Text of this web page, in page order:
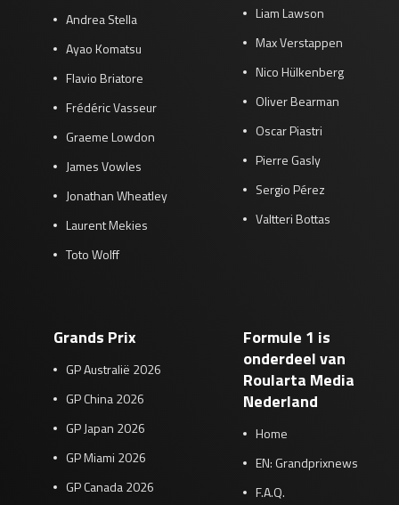
Andrea Stella
Ayao Komatsu
Flavio Briatore
Frédéric Vasseur
Graeme Lowdon
James Vowles
Jonathan Wheatley
Laurent Mekies
Toto Wolff
Liam Lawson
Max Verstappen
Nico Hülkenberg
Oliver Bearman
Oscar Piastri
Pierre Gasly
Sergio Pérez
Valtteri Bottas
Grands Prix
GP Australië 2026
GP China 2026
GP Japan 2026
GP Miami 2026
GP Canada 2026
Formule 1 is
onderdeel van
Roularta Media
Nederland
Home
EN: Grandprixnews
F.A.Q.